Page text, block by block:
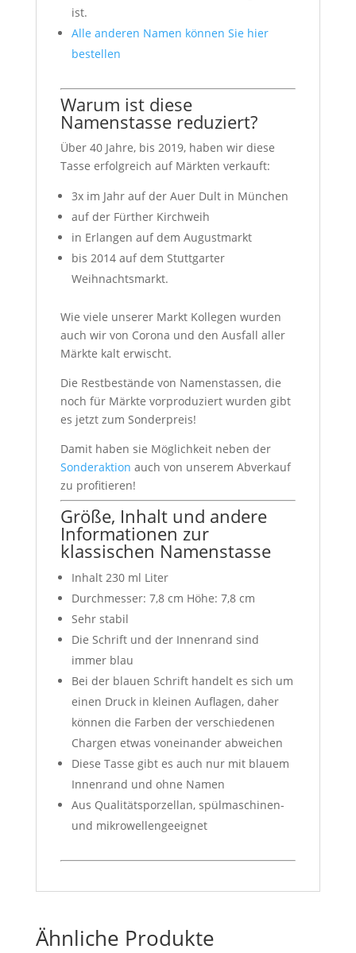
ist.
Alle anderen Namen können Sie hier
bestellen
Warum ist diese
Namenstasse reduziert?
Über 40 Jahre, bis 2019, haben wir diese
Tasse erfolgreich auf Märkten verkauft:
3x im Jahr auf der Auer Dult in München
auf der Fürther Kirchweih
in Erlangen auf dem Augustmarkt
bis 2014 auf dem Stuttgarter
Weihnachtsmarkt.
Wie viele unserer Markt Kollegen wurden
auch wir von Corona und den Ausfall aller
Märkte kalt erwischt.
Die Restbestände von Namenstassen, die
noch für Märkte vorproduziert wurden gibt
es jetzt zum Sonderpreis!
Damit haben sie Möglichkeit neben der
Sonderaktion auch von unserem Abverkauf
zu profitieren!
Größe, Inhalt und andere
Informationen zur
klassischen Namenstasse
Inhalt 230 ml Liter
Durchmesser: 7,8 cm Höhe: 7,8 cm
Sehr stabil
Die Schrift und der Innenrand sind
immer blau
Bei der blauen Schrift handelt es sich um
einen Druck in kleinen Auflagen, daher
können die Farben der verschiedenen
Chargen etwas voneinander abweichen
Diese Tasse gibt es auch nur mit blauem
Innenrand und ohne Namen
Aus Qualitätsporzellan, spülmaschinen-
und mikrowellengeeignet
Ähnliche Produkte